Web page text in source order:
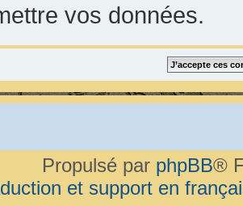
vos données.
Propulsé par phpBB®
et support en